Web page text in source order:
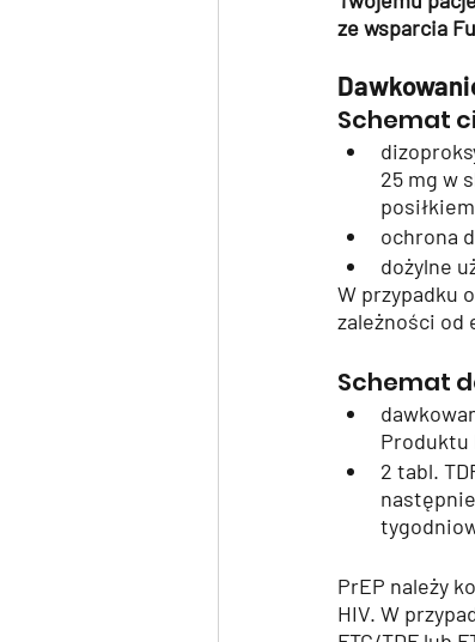
ze wsparcia
Schemat
25 mg w
posiłkiem
ochrona
dożylne
W przypadku
zależności od
Schemat
Produktu
2 tabl.
PrEP należy
HIV. W